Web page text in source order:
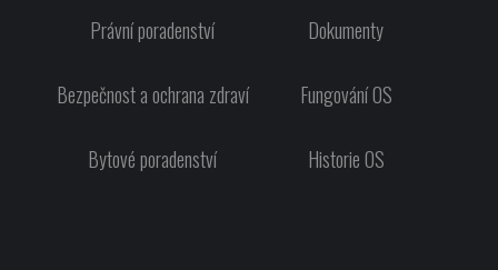
Právní poradenství
Bezpečnost a ochrana zdraví
Bytové poradenství
Dokumenty
Fungování OS
Historie OS